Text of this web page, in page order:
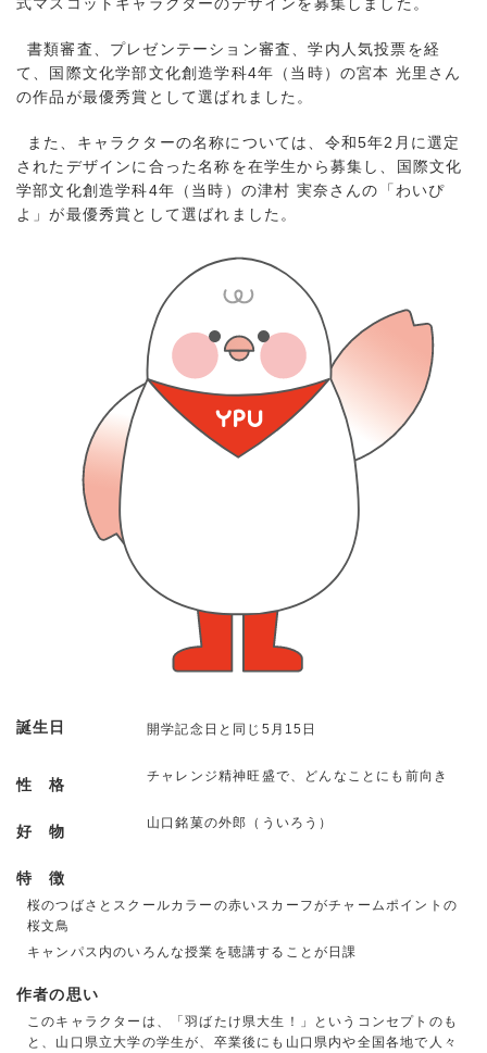
書類審査、プレゼンテーション審査、学内人気投票を経
て、国際文化学部文化創造学科4年（当時）の宮本 光里さん
の作品が最優秀賞として選ばれました。
また、キャラクターの名称については、令和5年2月に選定
されたデザインに合った名称を在学生から募集し、国際文化
学部文化創造学科4年（当時）の津村 実奈さんの「わいぴ
よ」が最優秀賞として選ばれました。
誕生日 開学記念日と同じ5月15日
性 格 チャレンジ精神旺盛で、どんなことにも前向き
好 物 山口銘菓の外郎（ういろう）
特 徴
桜のつばさとスクールカラーの赤いスカーフがチャームポイントの
桜文鳥
キャンパス内のいろんな授業を聴講することが日課
作者の思い
このキャラクターは、「羽ばたけ県大生！」というコンセプトのも
と、山口県立大学の学生が、卒業後にも山口県内や全国各地で人々